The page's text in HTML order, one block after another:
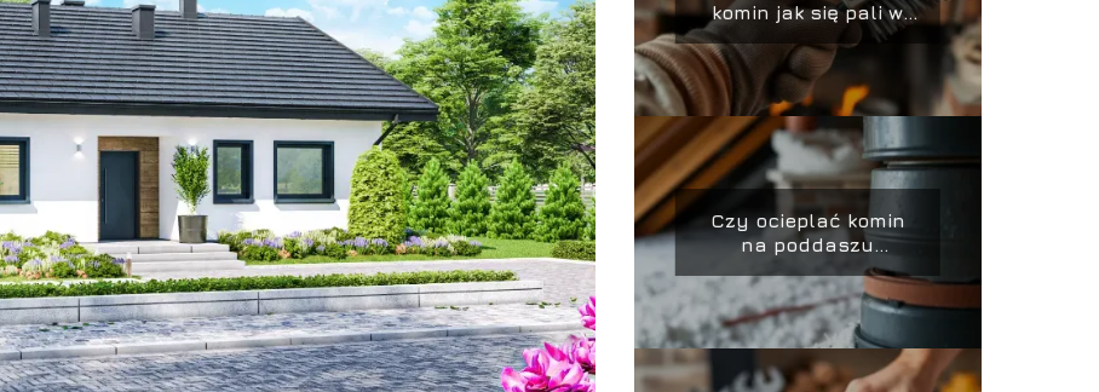
komin jak się pali w
Czy ocieplać komin
na poddaszu
nieużytkowym?